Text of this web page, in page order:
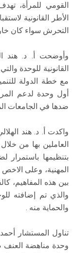
القومي للمرأة،
الأطر القانونية
التحرش سواء كان
وأوضحت أ. د. هند
القانونية للوحدة
أول وحدة لدعم
ضدها في الجامعات
واكدت أ. د. هند
العاملين بها من
بتنظيمها
المهنية، وعلى الاخص
بين هذه المفاهيم،
والذي تم إضافته
والحماية منه .
تناول المستشار
وحدة مناهضة العنف